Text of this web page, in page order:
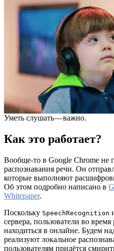
Уметь слушать — важно.
Как это работает?
Вообще-то в Google Chrome не
распознавания речи. Он
которые выполняют
Об этом подробно написано в
Whitepaper.
Поскольку SpeechRecognition
сервера, пользователи во
находиться в онлайне. Будем
реализуют локальное
пользователям придётся